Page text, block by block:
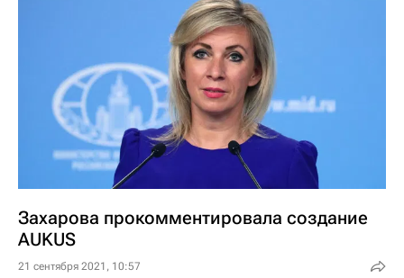
Захарова прокомментировала создание
AUKUS
21 сентября 2021, 10:57